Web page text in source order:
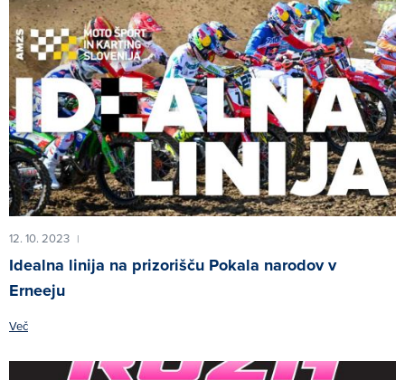
12. 10. 2023 |
Idealna linija na prizorišču Pokala narodov v
Erneeju
Več